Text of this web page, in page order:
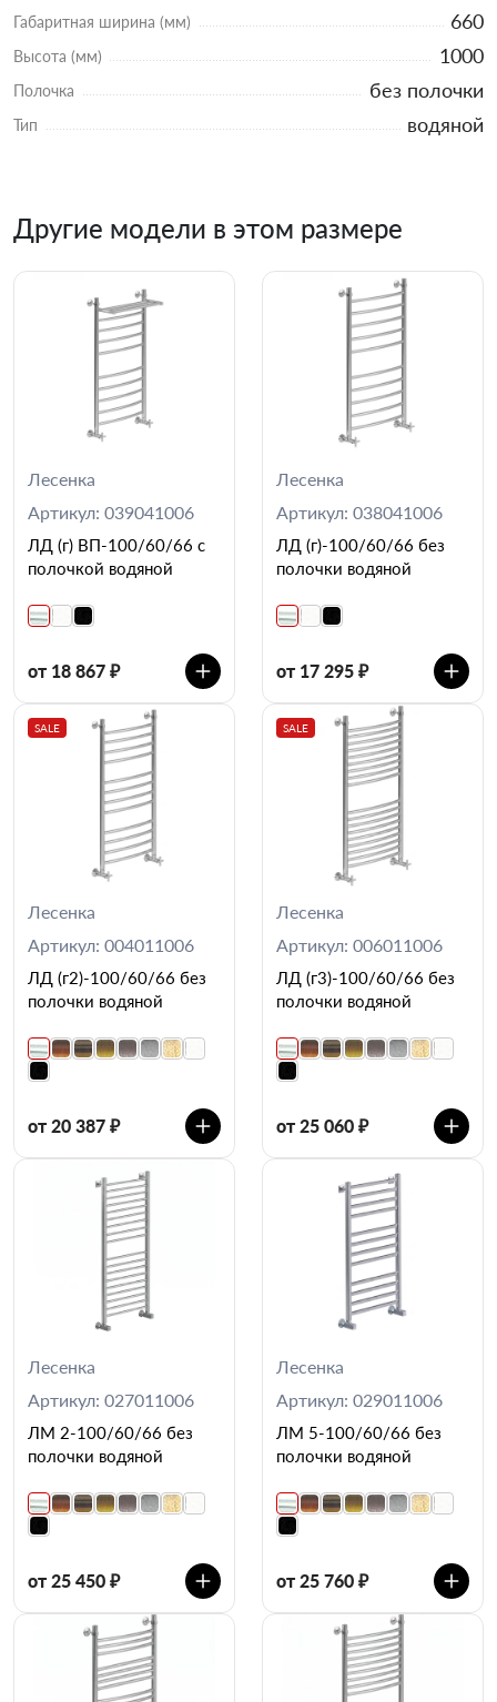
Габаритная ширина (мм) 660
Высота (мм) 1000
Полочка без полочки
Тип водяной
Другие модели в этом размере
Лесенка
Артикул: 039041006
ЛД (г) ВП-100/60/66 с
полочкой водяной
от 18 867 ₽
Лесенка
Артикул: 038041006
ЛД (г)-100/60/66 без
полочки водяной
от 17 295 ₽
SALE
Лесенка
Артикул: 004011006
ЛД (г2)-100/60/66 без
полочки водяной
от 20 387 ₽
SALE
Лесенка
Артикул: 006011006
ЛД (г3)-100/60/66 без
полочки водяной
от 25 060 ₽
Лесенка
Артикул: 027011006
ЛМ 2-100/60/66 без
полочки водяной
от 25 450 ₽
Лесенка
Артикул: 029011006
ЛМ 5-100/60/66 без
полочки водяной
от 25 760 ₽